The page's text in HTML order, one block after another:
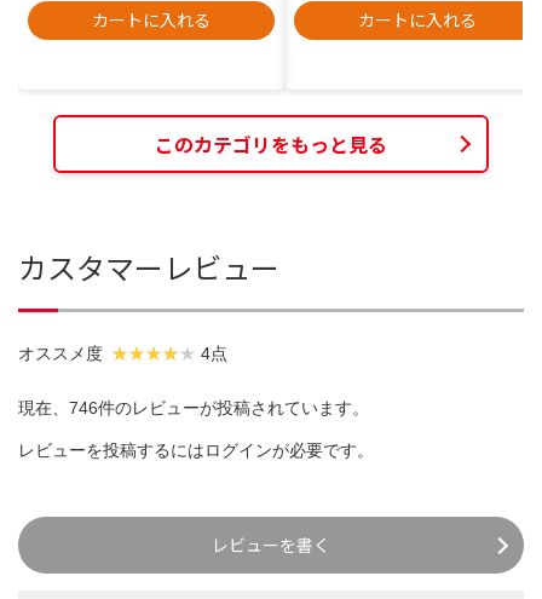
カートに入れる カートに入れる
このカテゴリをもっと見る
カスタマーレビュー
オススメ度 4点
現在、746件のレビューが投稿されています。
レビューを投稿するにはログインが必要です。
レビューを書く